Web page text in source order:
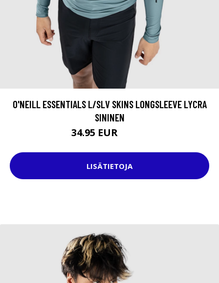
O'NEILL ESSENTIALS L/SLV SKINS LONGSLEEVE LYCRA
SININEN
34.95 EUR
LISÄTIETOJA